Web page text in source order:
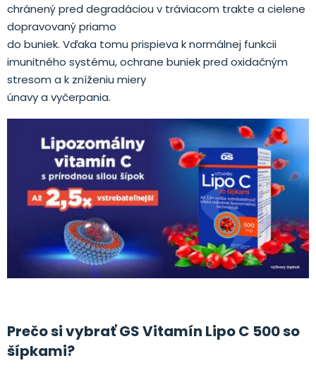
chránený pred degradáciou v tráviacom trakte a cielene
dopravovaný priamo
do buniek. Vďaka tomu prispieva k normálnej funkcii
imunitného systému, ochrane buniek pred oxidačným
stresom a k zníženiu miery
únavy a vyčerpania.
Prečo si vybrať GS Vitamín Lipo C 500 so
šípkami?